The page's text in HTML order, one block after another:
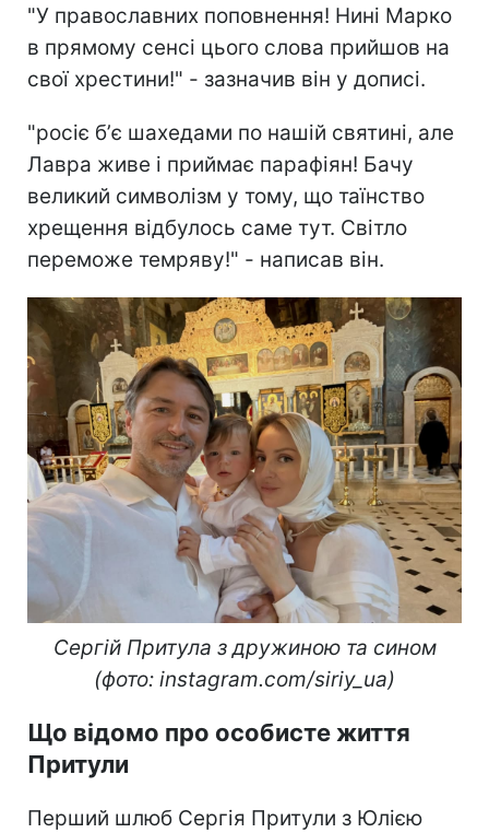
"У православних поповнення! Нині Марко
в прямому сенсі цього слова прийшов на
свої хрестини!" - зазначив він у дописі.
"росіє бʼє шахедами по нашій святині, але
Лавра живе і приймає парафіян! Бачу
великий символізм у тому, що таїнство
хрещення відбулось саме тут. Світло
переможе темряву!" - написав він.
Сергій Притула з дружиною та сином
(фото: instagram.com/siriy_ua)
Що відомо про особисте життя
Притули
Перший шлюб Сергія Притули з Юлією